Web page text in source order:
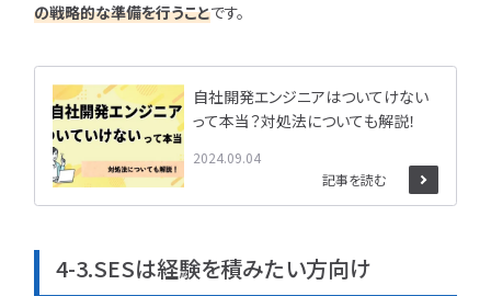
の戦略的な準備を行うことです。
2024.09.04
自社開発エンジニアはついてけない
って本当？対処法についても解説！
記事を読む
4-3.SESは経験を積みたい方向け